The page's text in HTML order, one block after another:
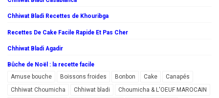
Chhiwat Bladi Recettes de Khouribga
Recettes De Cake Facile Rapide Et Pas Cher
Chhiwat Bladi Agadir
Bûche de Noël : la recette facile
Amuse bouche
Boissons froides Bonbon Cake
Canapés
Chhiwat Choumicha
Chhiwat bladi
Choumicha & L'OEUF MAROCAIN